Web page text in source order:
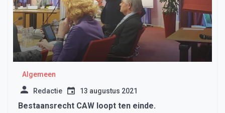
Algemeen
Redactie 13 augustus 2021
Bestaansrecht CAW loopt ten einde.